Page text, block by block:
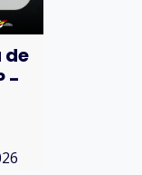
de
-